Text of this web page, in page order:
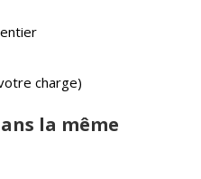
charge)
la même